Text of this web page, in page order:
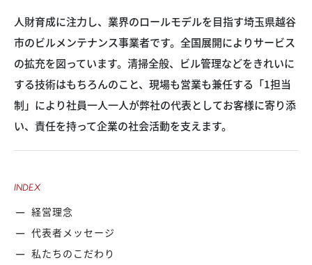
人財育成に注力し、業界のロールモデルを目指す埼玉県越谷
市のビルメンテナンス事業者です。全国展開によりサービス
の拡充を図っています。清掃全般、ビル管理などをきれいに
する技術はもちろんのこと、現場も営業も兼任する「1担当
制」により社員一人一人が弊社の代表としてお客様に寄り添
い、責任を持って企業の社会活動を支えます。
INDEX
経営理念
代表者メッセージ
私たちのこだわり